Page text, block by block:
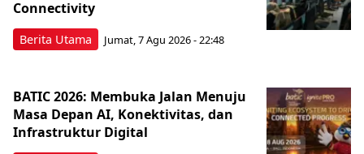
Berita Utama
Connectivity
Jumat, 7 Agu 2026 - 22:48
BATIC 2026: Membuka Jalan Menuju
Masa Depan AI, Konektivitas, dan
Infrastruktur Digital